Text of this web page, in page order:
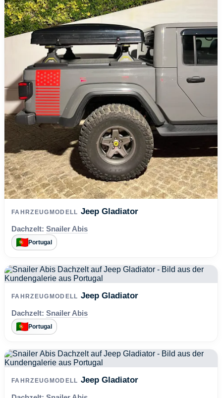
FAHRZEUGMODELL Jeep Gladiator
Dachzelt: Snailer Abis
Portugal
FAHRZEUGMODELL Jeep Gladiator
Dachzelt: Snailer Abis
Portugal
FAHRZEUGMODELL Jeep Gladiator